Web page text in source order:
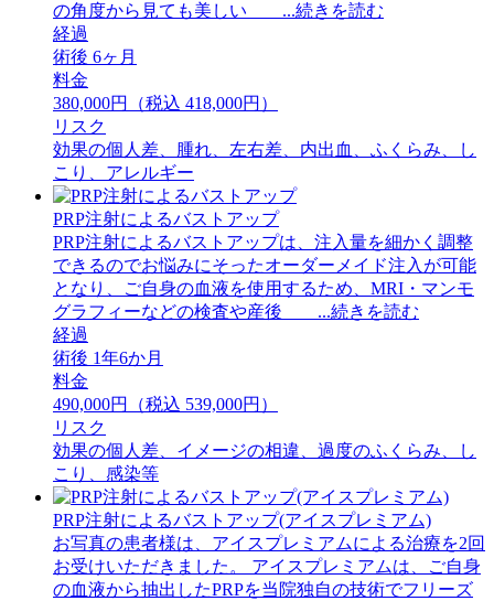
の角度から見ても美しい ...続きを読む
経過
術後 6ヶ月
料金
380,000円（税込 418,000円）
リスク
効果の個人差、腫れ、左右差、内出血、ふくらみ、し
こり、アレルギー
PRP注射によるバストアップ
PRP注射によるバストアップは、注入量を細かく調整
できるのでお悩みにそったオーダーメイド注入が可能
となり、ご自身の血液を使用するため、MRI・マンモ
グラフィーなどの検査や産後 ...続きを読む
経過
術後 1年6か月
料金
490,000円（税込 539,000円）
リスク
効果の個人差、イメージの相違、過度のふくらみ、し
こり、感染等
PRP注射によるバストアップ(アイスプレミアム)
お写真の患者様は、アイスプレミアムによる治療を2回
お受けいただきました。 アイスプレミアムは、ご自身
の血液から抽出したPRPを当院独自の技術でフリーズ